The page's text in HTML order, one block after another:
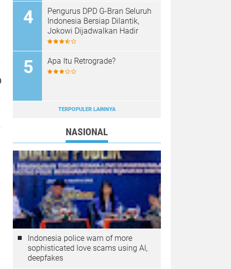
Pengurus DPD G-Bran Seluruh
Indonesia Bersiap Dilantik,
Jokowi Dijadwalkan Hadir
Apa Itu Retrograde?
TERPOPULER LAINNYA
NASIONAL
Indonesia police warn of more
sophisticated love scams using AI,
deepfakes